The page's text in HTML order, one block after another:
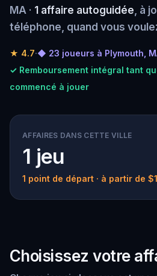
MA · 1 affaire autoguidée, à
téléphone, quand vous
★ 4.7·◆ 23 joueurs à Plymouth,
✓ Remboursement intégral tant
commencé à jouer
AFFAIRES DANS CETTE VILLE
1 jeu
1 point de départ · à partir de
Choisissez votre